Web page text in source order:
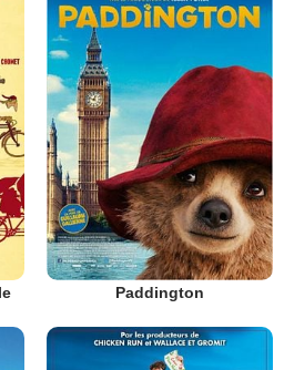
Paddington